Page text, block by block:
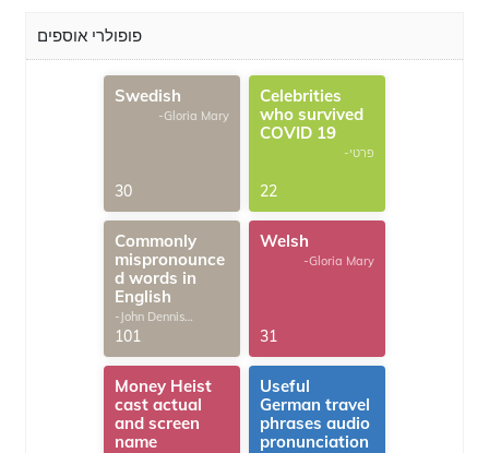
פופולרי אוספים
Swedish
-Gloria Mary
30
Celebrities
who survived
COVID 19
-פרטי
22
Commonly
mispronounce
d words in
English
-John Dennis
G.Thomas
101
Welsh
-Gloria Mary
31
Money Heist
cast actual
and screen
name
Useful
German travel
phrases audio
pronunciation